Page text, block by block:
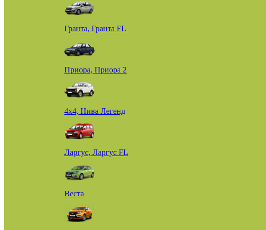
Гранта, Гранта FL
Приора, Приора 2
4х4, Нива Легенд
Ларгус, Ларгус FL
Веста